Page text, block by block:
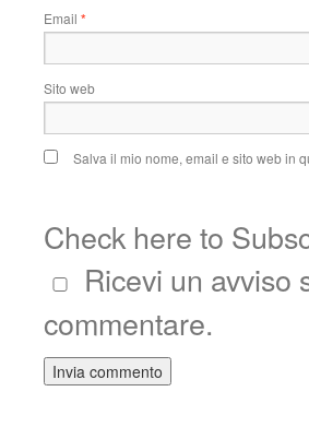
Email *
Sito web
Salva il mio nome, email e sito web in
Check here to
Ricevi un avviso
commentare.